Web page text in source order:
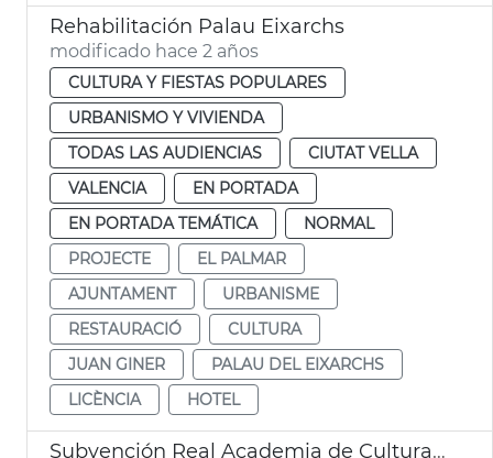
Rehabilitación Palau Eixarchs
modificado hace 2 años
CULTURA Y FIESTAS POPULARES
URBANISMO Y VIVIENDA
TODAS LAS AUDIENCIAS
CIUTAT VELLA
VALENCIA
EN PORTADA
EN PORTADA TEMÁTICA
NORMAL
PROJECTE
EL PALMAR
AJUNTAMENT
URBANISME
RESTAURACIÓ
CULTURA
JUAN GINER
PALAU DEL EIXARCHS
LICÈNCIA
HOTEL
Subvención Real Academia de Cultura Valenciana